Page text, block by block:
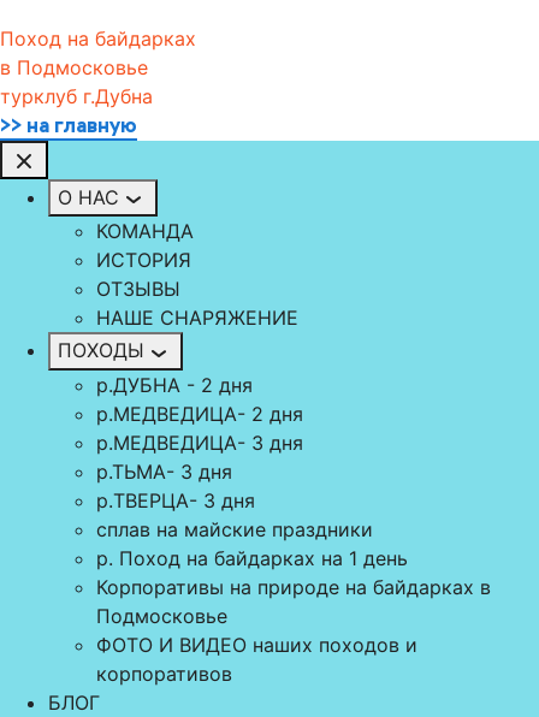
Поход на байдарках
в Подмосковье
турклуб г.Дубна
>> на главную
О НАС
КОМАНДА
ИСТОРИЯ
ОТЗЫВЫ
НАШЕ СНАРЯЖЕНИЕ
ПОХОДЫ
р.ДУБНА - 2 дня
р.МЕДВЕДИЦА- 2 дня
р.МЕДВЕДИЦА- 3 дня
р.ТЬМА- 3 дня
р.TВЕРЦА- 3 дня
сплав на майские праздники
р. Поход на байдарках на 1 день
Корпоративы на природе на байдарках в
Подмосковье
ФОТО И ВИДЕО наших походов и
корпоративов
БЛОГ